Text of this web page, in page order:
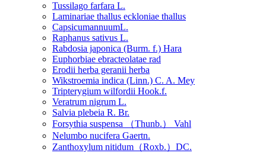
Tussilago farfara L.
Laminariae thallus eckloniae thallus
CapsicumannuumL.
Raphanus sativus L.
Rabdosia japonica (Burm. f.) Hara
Euphorbiae ebracteolatae rad
Erodii herba geranii herba
Wikstroemia indica (Linn.) C. A. Mey
Tripterygium wilfordii Hook.f.
Veratrum nigrum L.
Salvia plebeia R. Br.
Forsythia suspensa （Thunb.） Vahl
Nelumbo nucifera Gaertn.
Zanthoxylum nitidum（Roxb.）DC.